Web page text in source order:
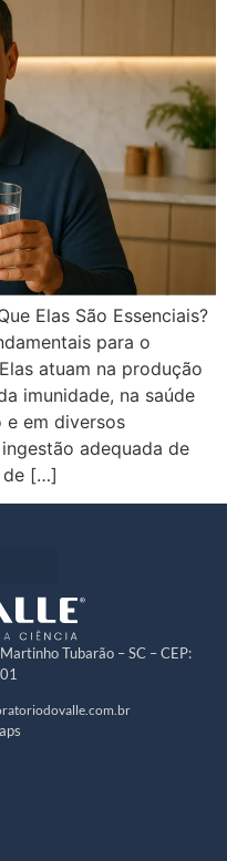
Elas São Essenciais?
para o
atuam na produção
imunidade, na saúde
e em diversos
adequada de
de […]
Tubarão – SC – CEP: